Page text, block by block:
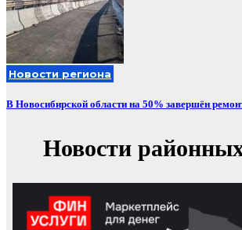
Новости региона
В Новосибирской области на 50% завершён